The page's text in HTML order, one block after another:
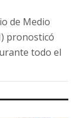
de Medio
pronosticó
todo el